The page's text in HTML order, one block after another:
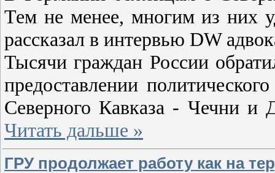
Тем не менее, многим из них
рассказал в интервью DW
Тысячи граждан России
предоставлении
Северного Кавказа - Чечни и
Читать дальше »
ГРУ продолжает работу как на